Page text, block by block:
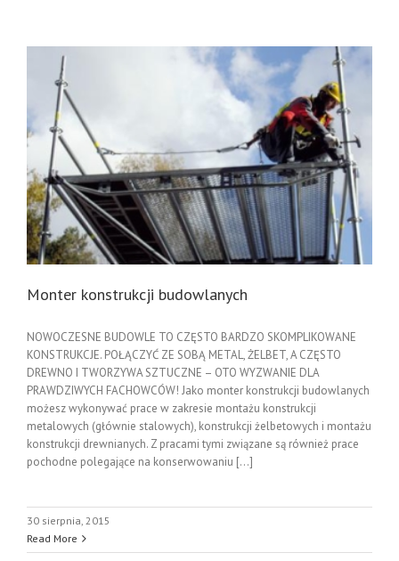
Monter konstrukcji budowlanych
NOWOCZESNE BUDOWLE TO CZĘSTO BARDZO SKOMPLIKOWANE
KONSTRUKCJE. POŁĄCZYĆ ZE SOBĄ METAL, ŻELBET, A CZĘSTO
DREWNO I TWORZYWA SZTUCZNE – OTO WYZWANIE DLA
PRAWDZIWYCH FACHOWCÓW! Jako monter konstrukcji budowlanych
możesz wykonywać prace w zakresie montażu konstrukcji
metalowych (głównie stalowych), konstrukcji żelbetowych i montażu
konstrukcji drewnianych. Z pracami tymi związane są również prace
pochodne polegające na konserwowaniu [...]
30 sierpnia, 2015
Read More